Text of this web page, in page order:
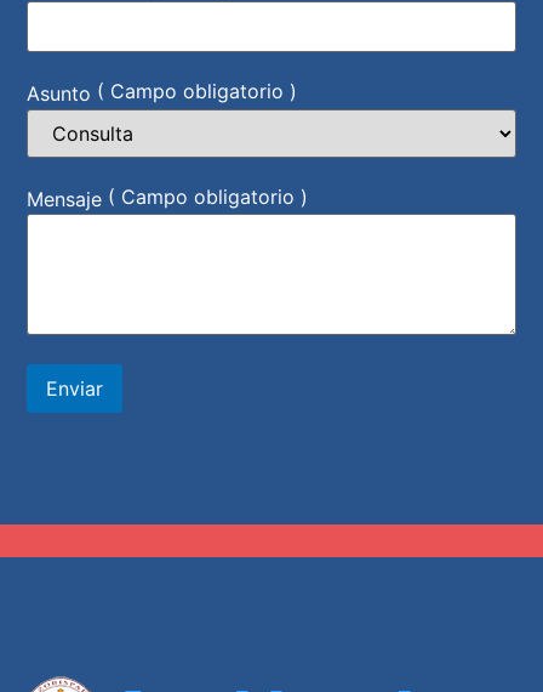
Asunto ( Campo obligatorio )
Mensaje ( Campo obligatorio )
Enviar